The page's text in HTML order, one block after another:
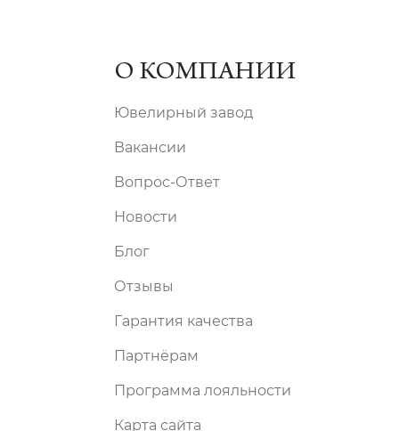
О КОМПАНИИ
Ювелирный завод
Вакансии
Вопрос-Ответ
Новости
Блог
Отзывы
Гарантия качества
Партнёрам
Программа лояльности
Карта сайта